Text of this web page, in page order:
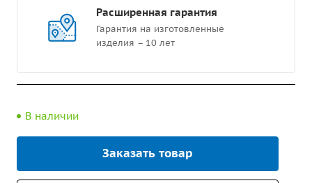
Расширенная гарантия
Гарантия на изготовленные
изделия – 10 лет
В наличии
Заказать товар